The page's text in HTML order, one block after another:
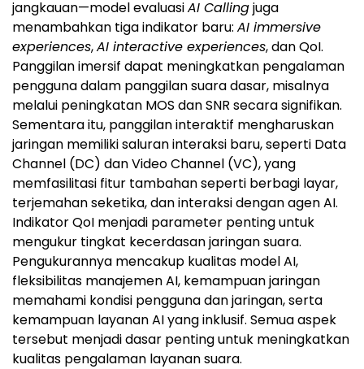
jangkauan—model evaluasiAI Callingjuga
menambahkan tiga indikator baru: AI immersive
experiences,AI interactive experiences, dan QoI.
Panggilan imersif dapat meningkatkan pengalaman
pengguna dalam panggilan suara dasar, misalnya
melalui peningkatan MOS dan SNR secara signifikan.
Sementara itu, panggilan interaktif mengharuskan
jaringan memiliki saluran interaksi baru, seperti Data
Channel (DC) dan Video Channel (VC), yang
memfasilitasi fitur tambahan seperti berbagi layar,
terjemahan seketika, dan interaksi dengan agen AI.
Indikator QoI menjadi parameter penting untuk
mengukur tingkat kecerdasan jaringan suara.
Pengukurannya mencakup kualitas model AI,
fleksibilitas manajemen AI, kemampuan jaringan
memahami kondisi pengguna dan jaringan, serta
kemampuan layanan AI yang inklusif. Semua aspek
tersebut menjadi dasar penting untuk meningkatkan
kualitas pengalaman layanan suara.